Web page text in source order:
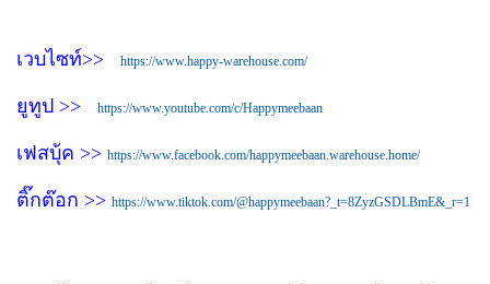
เวบไซท์>> https://www.happy-warehouse.com/
ยูทูป >> https://www.youtube.com/c/Happymeebaan
เฟสบุ้ค >> https://www.facebook.com/happymeebaan.warehouse.home/
ติ๊กต๊อก >> https://www.tiktok.com/@happymeebaan?_t=8ZyzGSDLBmE&_r=1